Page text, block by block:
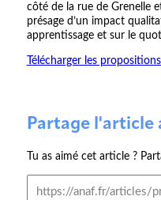
côté de la rue de Grenelle
présage d’un impact
apprentissage et sur le
Télécharger les
Partage l'article
Tu as aimé cet article ?